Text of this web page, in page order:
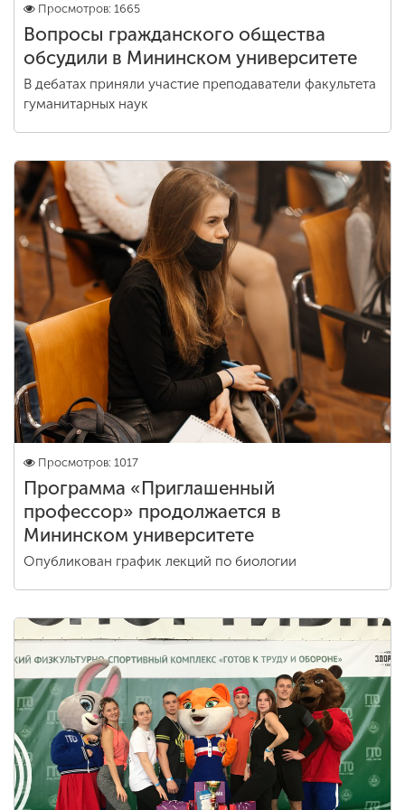
Просмотров: 1665
Вопросы гражданского общества
обсудили в Мининском университете
В дебатах приняли участие преподаватели факультета
гуманитарных наук
Просмотров: 1017
Программа «Приглашенный
профессор» продолжается в
Мининском университете
Опубликован график лекций по биологии